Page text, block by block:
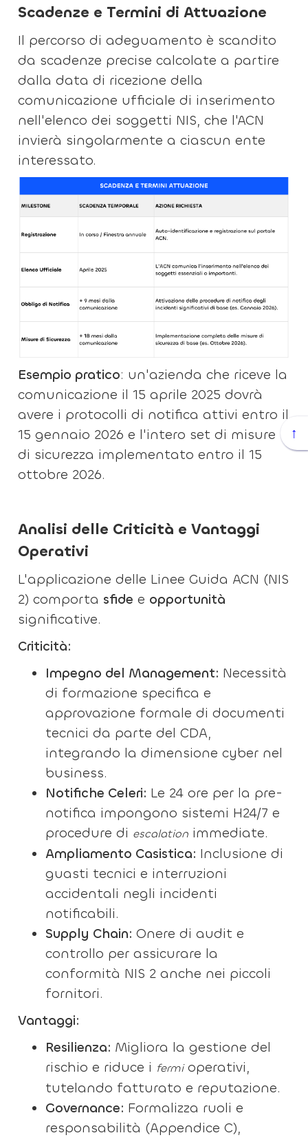
Scadenze e Termini di Attuazione
Il percorso di adeguamento è scandito
da scadenze precise calcolate a partire
dalla data di ricezione della
comunicazione ufficiale di inserimento
nell'elenco dei soggetti NIS, che l'ACN
invierà singolarmente a ciascun ente
interessato.
Esempio pratico: un'azienda che riceve la
comunicazione il 15 aprile 2025 dovrà
avere i protocolli di notifica attivi entro il
15 gennaio 2026 e l'intero set di misure
di sicurezza implementato entro il 15
ottobre 2026.
Analisi delle Criticità e Vantaggi
Operativi
L'applicazione delle Linee Guida ACN (NIS
2) comporta sfide e opportunità
significative.
Criticità:
Impegno del Management: Necessità
di formazione specifica e
approvazione formale di documenti
tecnici da parte del CDA,
integrando la dimensione cyber nel
business.
Notifiche Celeri: Le 24 ore per la pre-
notifica impongono sistemi H24/7 e
procedure di escalation immediate.
Ampliamento Casistica: Inclusione di
guasti tecnici e interruzioni
accidentali negli incidenti
notificabili.
Supply Chain: Onere di audit e
controllo per assicurare la
conformità NIS 2 anche nei piccoli
fornitori.
Vantaggi:
Resilienza: Migliora la gestione del
rischio e riduce i fermioperativi,
tutelando fatturato e reputazione.
Governance: Formalizza ruoli e
responsabilità (Appendice C),
↑